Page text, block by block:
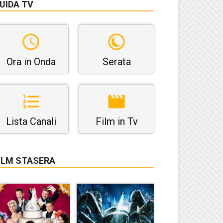
TV
Ora in Onda Serata
Lista Canali Film in Tv
STASERA